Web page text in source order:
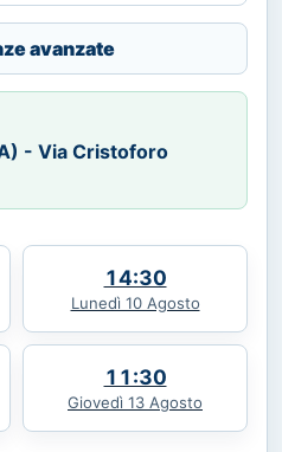
avanzate
- Via Cristoforo
14:30
Lunedì 10 Agosto
11:30
Giovedì 13 Agosto